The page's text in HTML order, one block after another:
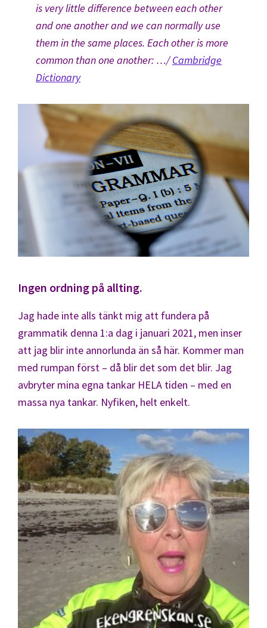
is very little difference between each other
and one another and we can normally use
them in the same places. Each other is more
common than one another: …/Cambridge
Dictionary
Ingen ordning på allting.
Jag hade inte alls tänkt mig att fundera på
grammatik denna 1:a dag i januari 2021, men inser
att jag blir inte annorlunda än så här. Kommer man
med rumpan först – då blir det som det blir. Jag
avbryter mina egna tankar HELA tiden – med en
massa nya tankar. Nyfiken, helt enkelt.